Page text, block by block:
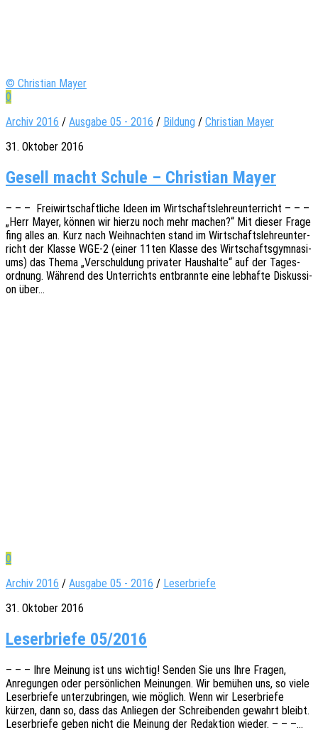
© Christian Mayer
0
Archiv 2016 / Ausgabe 05 - 2016 / Bildung / Christian Mayer
31. Oktober 2016
Gesell macht Schule – Christian Mayer
– – – Frei­wirt­schaft­li­che Ideen im Wirt­schafts­leh­re­un­ter­richt – – –
„Herr Mayer, können wir hierzu noch mehr machen?“ Mit dieser Frage
fing alles an. Kurz nach Weih­nach­ten stand im Wirt­schafts­leh­re­un­ter­
richt der Klasse WGE‑2 (einer 11ten Klasse des Wirt­schafts­gym­na­si­
ums) das Thema „Verschul­dung priva­ter Haus­hal­te“ auf der Tages­
ord­nung. Während des Unter­richts entbrann­te eine lebhaf­te Diskus­si­
on über…
0
Archiv 2016 / Ausgabe 05 - 2016 / Leserbriefe
31. Oktober 2016
Leser­brie­fe 05/2016
– – – Ihre Meinung ist uns wich­tig! Senden Sie uns Ihre Fragen,
Anre­gun­gen oder persön­li­chen Meinun­gen. Wir bemü­hen uns, so viele
Leser­brie­fe unter­zu­brin­gen, wie möglich. Wenn wir Leser­brie­fe
kürzen, dann so, dass das Anlie­gen der Schrei­ben­den gewahrt bleibt.
Leser­brie­fe geben nicht die Meinung der Redak­ti­on wieder. – – –…